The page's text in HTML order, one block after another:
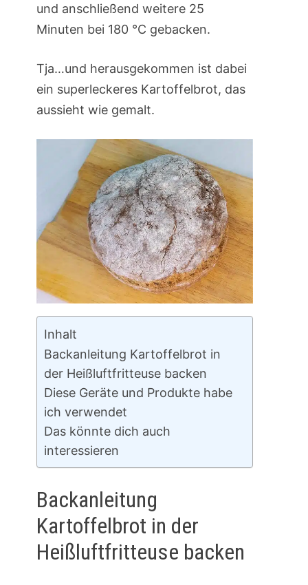
und anschließend weitere 25
Minuten bei 180 °C gebacken.
Tja…und herausgekommen ist dabei
ein superleckeres Kartoffelbrot, das
aussieht wie gemalt.
Inhalt
Backanleitung Kartoffelbrot in
der Heißluftfritteuse backen
Diese Geräte und Produkte habe
ich verwendet
Das könnte dich auch
interessieren
Backanleitung
Kartoffelbrot in der
Heißluftfritteuse backen